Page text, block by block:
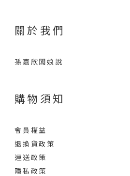
關於我們
孫嘉欣闆娘說
購物須知
會員權益
退換貨政策
運送政策
隱私政策